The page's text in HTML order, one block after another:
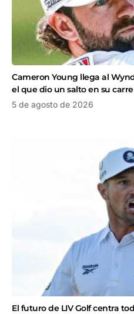
Cameron Young llega al
el que dio un salto en su
5 de agosto de 2026
El futuro de LIV Golf centra